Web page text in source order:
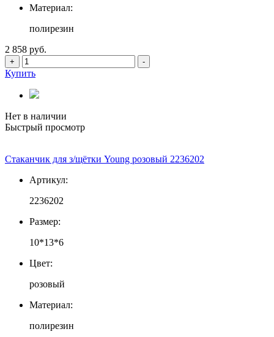
Материал:
полирезин
2 858 руб.
+ -
Купить
Нет в наличии
Быстрый просмотр
Стаканчик для з/щётки Young розовый 2236202
Артикул:
2236202
Размер:
10*13*6
Цвет:
розовый
Материал:
полирезин